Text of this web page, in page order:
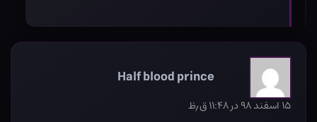
Half blood prince
۱۵ اسفند ۹۸ در ۱۱:۴۸ ق٫ظ